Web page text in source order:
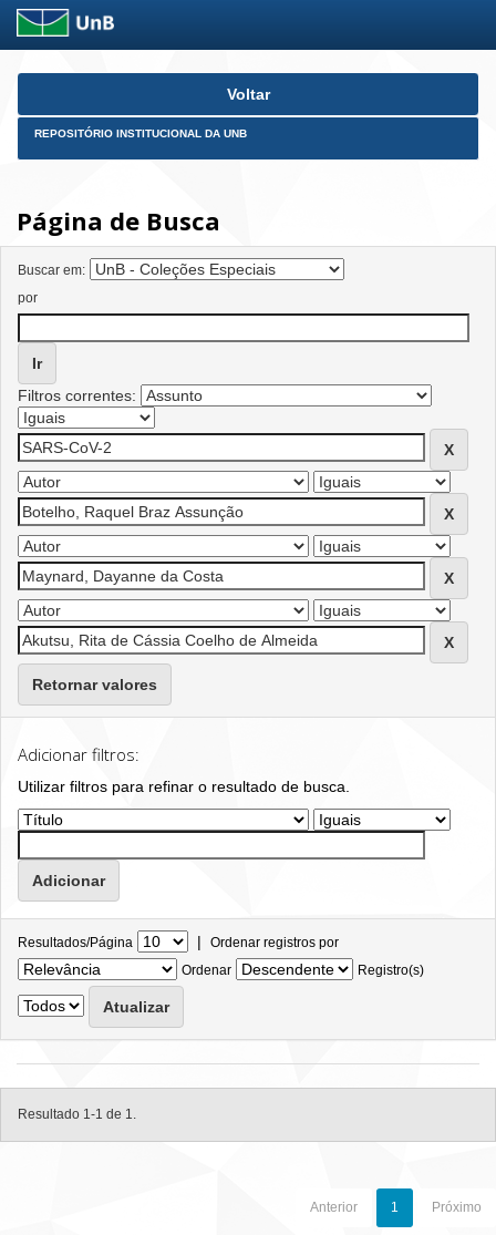
Skip
Voltar
REPOSITÓRIO INSTITUCIONAL DA UNB
Página de Busca
Buscar em:
por
Filtros correntes:
Retornar valores
Adicionar filtros:
Utilizar filtros para refinar o resultado de busca.
Resultados/Página | Ordenar registros por
Ordenar
Registro(s)
Resultado 1-1 de 1.
Anterior 1 Próximo